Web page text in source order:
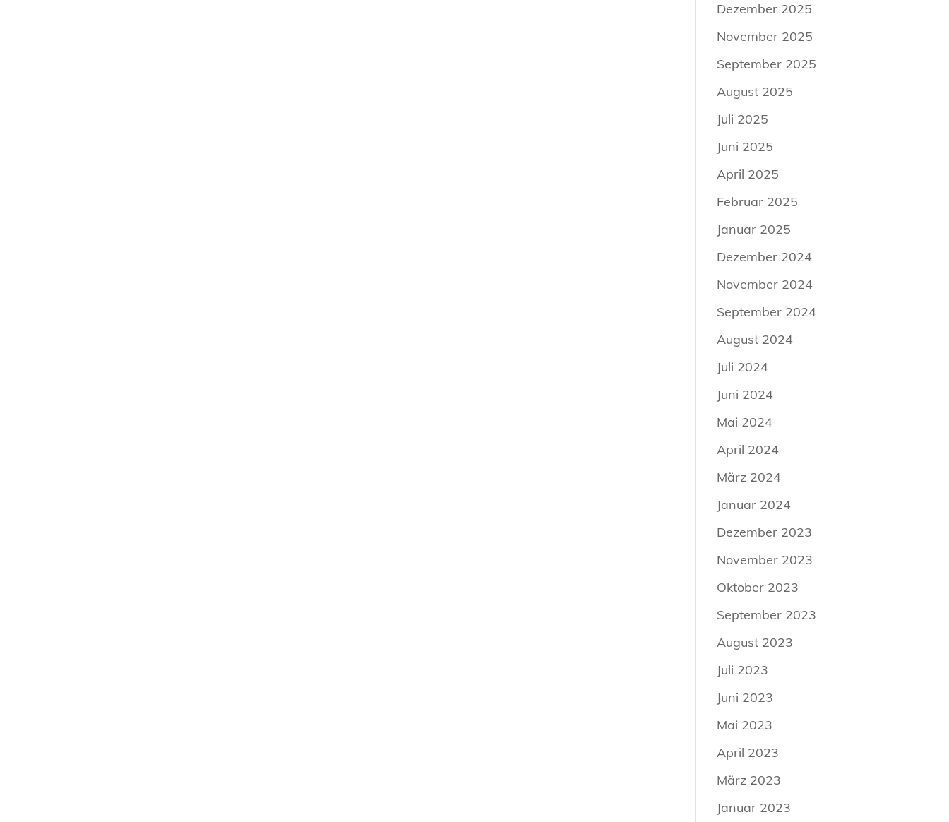
Dezember 2025
November 2025
September 2025
August 2025
Juli 2025
Juni 2025
April 2025
Februar 2025
Januar 2025
Dezember 2024
November 2024
September 2024
August 2024
Juli 2024
Juni 2024
Mai 2024
April 2024
März 2024
Januar 2024
Dezember 2023
November 2023
Oktober 2023
September 2023
August 2023
Juli 2023
Juni 2023
Mai 2023
April 2023
März 2023
Januar 2023